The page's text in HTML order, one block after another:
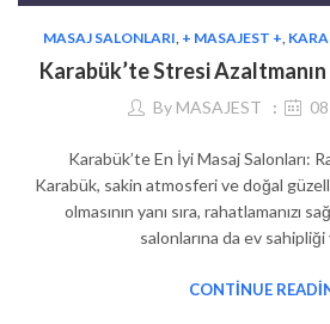
MASAJ SALONLARI, + MASAJEST +,
Karabük’te Stresi
By MASAJEST
Karabük’te En İyi Masaj Salonları:
Karabük, sakin atmosferi ve doğal
olmasının yanı sıra, rahatlamanızı
salonlarına da ev sahipliği
CONTINUE